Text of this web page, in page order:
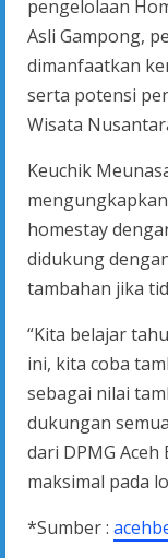
pengelolaan
Asli Gampong,
dimanfaatkan
serta potensi
Wisata
Keuchik
homestay
didukung
tambahan jika
“Kita belajar
ini, kita coba
sebagai nilai
dukungan
dari DPMG
maksimal pada
*Sumber :